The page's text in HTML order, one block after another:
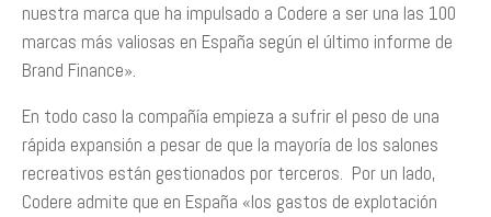
nuestra marca que ha impulsado a Codere a ser una las 100
marcas más valiosas en España según el último informe de
Brand Finance».
En todo caso la compañía empieza a sufrir el peso de una
rápida expansión a pesar de que la mayoría de los salones
recreativos están gestionados por terceros. Por un lado,
Codere admite que en España «los gastos de explotación